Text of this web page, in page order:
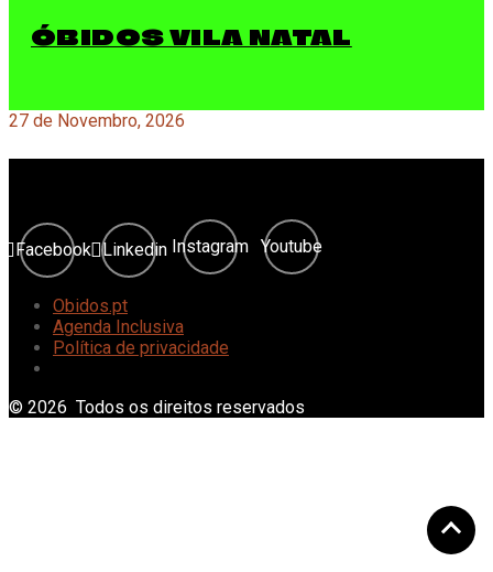
ÓBIDOS VILA NATAL
27 de Novembro, 2026
Facebook Linkedin Instagram Youtube
Obidos.pt
Agenda Inclusiva
Política de privacidade
© 2026 Todos os direitos reservados